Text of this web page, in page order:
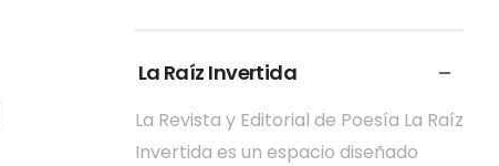
La Raíz Invertida
La Revista y Editorial de Poesía La Raíz
Invertida es un espacio diseñado